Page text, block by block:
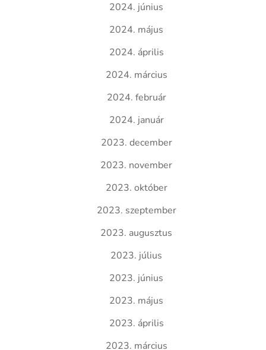
2024. június
2024. május
2024. április
2024. március
2024. február
2024. január
2023. december
2023. november
2023. október
2023. szeptember
2023. augusztus
2023. július
2023. június
2023. május
2023. április
2023. március